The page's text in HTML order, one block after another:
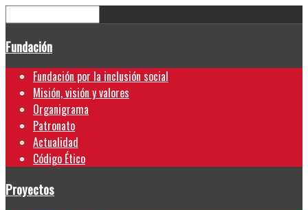
Fundación
Fundación por la inclusión social
Misión, visión y valores
Organigrama
Patronato
Actualidad
Código Ético
Proyectos